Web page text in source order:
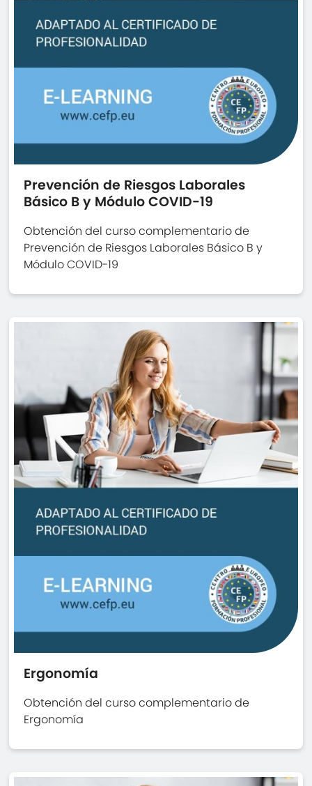
Prevención de Riesgos Laborales
Básico B y Módulo COVID-19
Obtención del curso complementario de
Prevención de Riesgos Laborales Básico B y
Módulo COVID-19
Ergonomía
Obtención del curso complementario de
Ergonomía